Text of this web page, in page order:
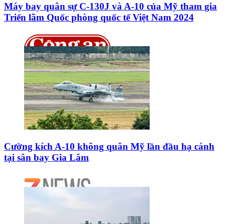
Máy bay quân sự C-130J và A-10 của Mỹ tham gia
Triển lãm Quốc phòng quốc tế Việt Nam 2024
Cường kích A-10 không quân Mỹ lần đầu hạ cánh
tại sân bay Gia Lâm